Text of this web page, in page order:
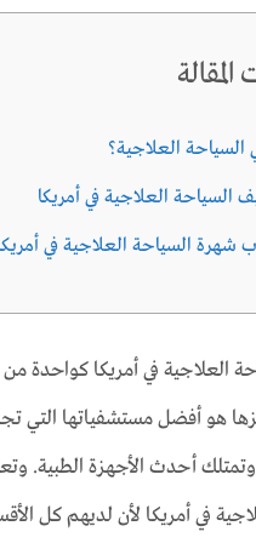
السياحة العلاجية؟
السياحة العلاجية في أمريكا
شهرة السياحة العلاجية في
العلاجية في أمريكا كواحدة
هو أفضل مستشفياتها التي
أحدث الأجهزة الطبية.
في أمريكا لأن لديهم كل